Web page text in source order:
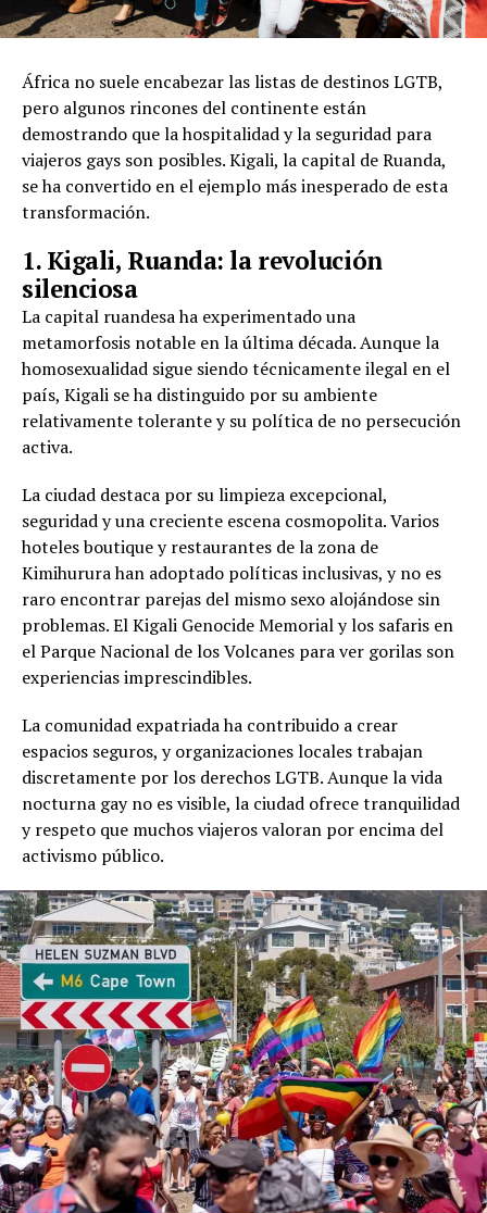
África no suele encabezar las listas de destinos LGTB,
pero algunos rincones del continente están
demostrando que la hospitalidad y la seguridad para
viajeros gays son posibles. Kigali, la capital de Ruanda,
se ha convertido en el ejemplo más inesperado de esta
transformación.
1. Kigali, Ruanda: la revolución
silenciosa
La capital ruandesa ha experimentado una
metamorfosis notable en la última década. Aunque la
homosexualidad sigue siendo técnicamente ilegal en el
país, Kigali se ha distinguido por su ambiente
relativamente tolerante y su política de no persecución
activa.
La ciudad destaca por su limpieza excepcional,
seguridad y una creciente escena cosmopolita. Varios
hoteles boutique y restaurantes de la zona de
Kimihurura han adoptado políticas inclusivas, y no es
raro encontrar parejas del mismo sexo alojándose sin
problemas. El Kigali Genocide Memorial y los safaris en
el Parque Nacional de los Volcanes para ver gorilas son
experiencias imprescindibles.
La comunidad expatriada ha contribuido a crear
espacios seguros, y organizaciones locales trabajan
discretamente por los derechos LGTB. Aunque la vida
nocturna gay no es visible, la ciudad ofrece tranquilidad
y respeto que muchos viajeros valoran por encima del
activismo público.